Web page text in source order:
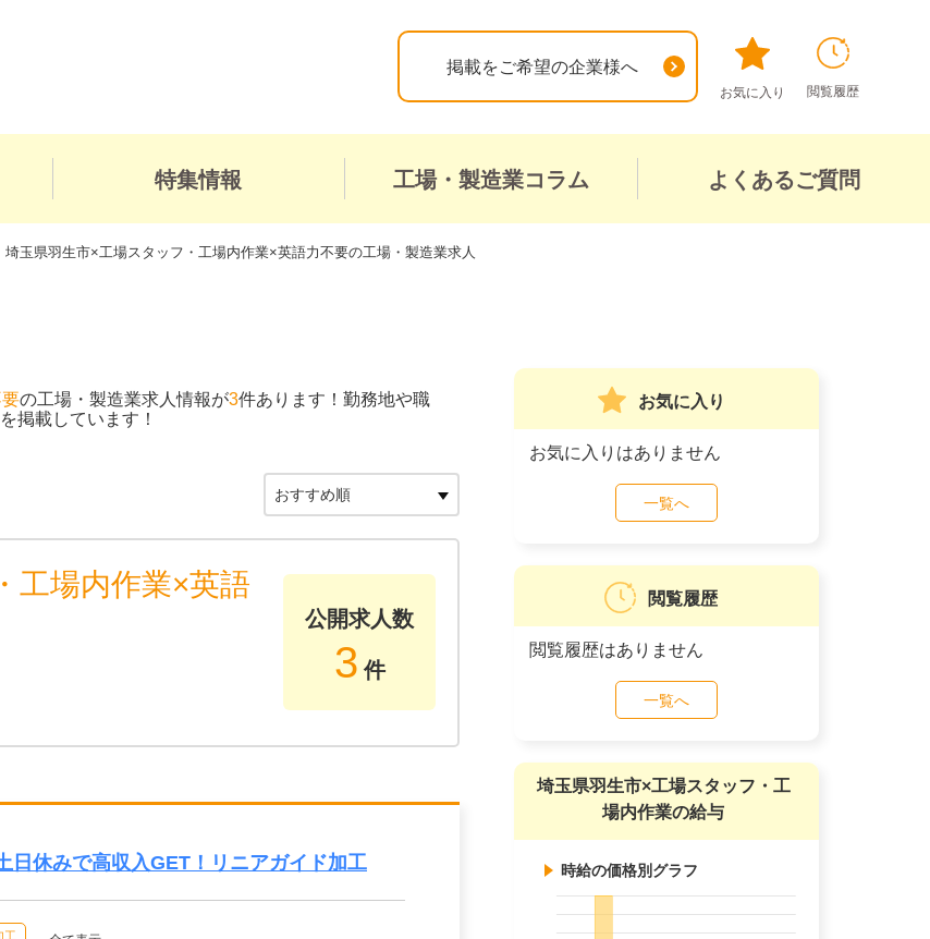
掲載をご希望の企業様へ
お気に入り 閲覧履歴
特集情報 工場・製造業コラム よくあるご質問
埼玉県羽生市×工場スタッフ・工場内作業×英語力不要の工場・製造業求人
の工場・製造業求人情報が3件あります！勤務地や職
掲載しています！
工場内作業×英語
公開求人数
3 件
日休みで高収入GET！リニアガイド加工
工
お気に入り
お気に入りはありません
一覧へ
閲覧履歴
閲覧履歴はありません
一覧へ
埼玉県羽生市×工場スタッフ・工
場内作業の給与
時給の価格別グラフ